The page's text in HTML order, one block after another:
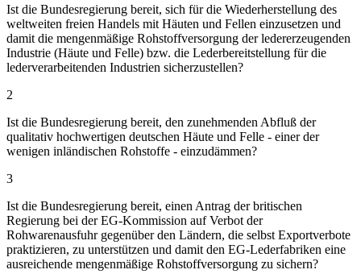
Ist die Bundesregierung bereit, sich für die Wiederherstellung des
weltweiten freien Handels mit Häuten und Fellen einzusetzen und
damit die mengenmäßige Rohstoffversorgung der ledererzeugenden
Industrie (Häute und Felle) bzw. die Lederbereitstellung für die
lederverarbeitenden Industrien sicherzustellen?
2
Ist die Bundesregierung bereit, den zunehmenden Abfluß der
qualitativ hochwertigen deutschen Häute und Felle - einer der
wenigen inländischen Rohstoffe - einzudämmen?
3
Ist die Bundesregierung bereit, einen Antrag der britischen
Regierung bei der EG-Kommission auf Verbot der
Rohwarenausfuhr gegenüber den Ländern, die selbst Exportverbote
praktizieren, zu unterstützen und damit den EG-Lederfabriken eine
ausreichende mengenmäßige Rohstoffversorgung zu sichern?